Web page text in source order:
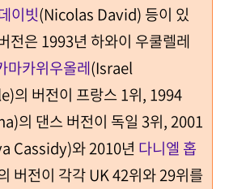
이빗(Nicolas David) 등이 있
전은 1993년 하와이 우쿨렐레
마카위우올레(Israel
의 버전이 프랑스1위, 1994
의 댄스 버전이 독일 3위, 2001
Cassidy)와2010년 다니엘 홉
버전이 각각UK 42위와29위를